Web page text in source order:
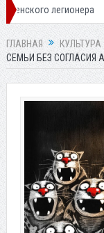
Вынесен
ГЛАВНАЯ КУЛЬТУРА
СЕМЬИ БЕЗ СОГЛАСИЯ